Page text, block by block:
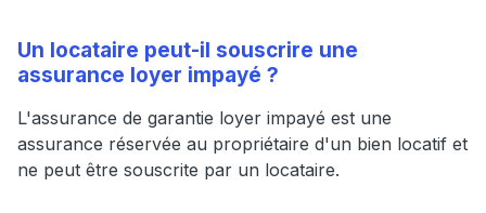
Un locataire peut-il souscrire une
assurance loyer impayé ?
L'assurance de garantie loyer impayé est une
assurance réservée au propriétaire d'un bien locatif et
ne peut être souscrite par un locataire.